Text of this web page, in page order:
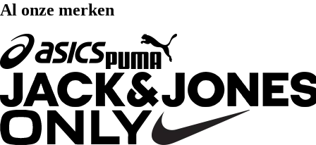
Al onze merken